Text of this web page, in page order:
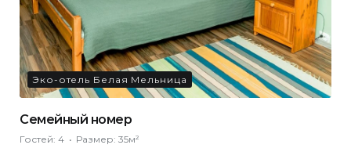
Эко-отель Белая Мельница
Семейный номер
Гостей: 4 Размер: 35м²